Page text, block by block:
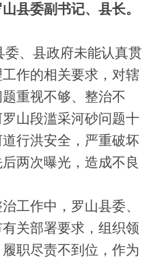
县委副书记、县长。
、县政府未能认真贯
作的相关要求，对辖
重视不够、整治不
山段滥采河砂问题十
行洪安全，严重破坏
两次曝光，造成不良
作中，罗山县委、
关部署要求，组织领
职尽责不到位，作为